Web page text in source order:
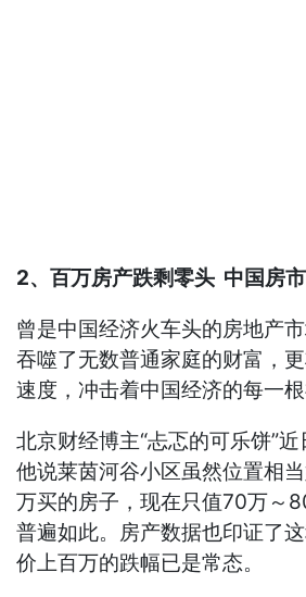
2、百万房产跌剩零头 中国房
曾是中国经济火车头的房地产
吞噬了无数普通家庭的财富，
速度，冲击着中国经济的每一根
北京财经博主“忐忑的可乐饼”
他说莱茵河谷小区虽然位置相
万买的房子，现在只值70万～
普遍如此。房产数据也印证了
价上百万的跌幅已是常态。